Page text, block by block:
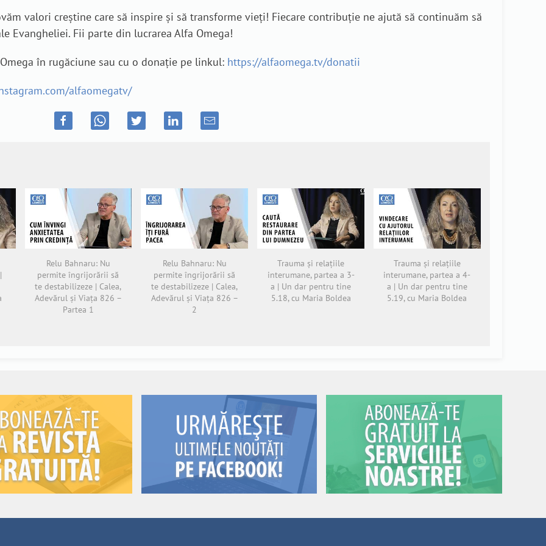
valori creștine care să inspire și să transforme vieți! Fiecare contribuție ne ajută să continuăm să
Evangheliei. Fii parte din lucrarea Alfa Omega!
în rugăciune sau cu o donație pe linkul: https://alfaomega.tv/donatii
alfaomegatv/
Relu Bahnaru: Nu
permite îngrijorării să
te destabilizeze | Calea,
Adevărul și Viața 826 –
Partea 1
Relu Bahnaru: Nu
permite îngrijorării să
te destabilizeze | Calea,
Adevărul și Viața 826 –
2
Trauma și relațiile
interumane, partea a 3-
a | Un dar pentru tine
5.18, cu Maria Boldea
Trauma și relațiile
interumane, partea a 4-
a | Un dar pentru tine
5.19, cu Maria Boldea